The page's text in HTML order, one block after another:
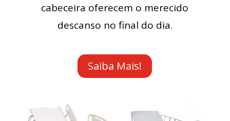
cabeceira oferecem o merecido
descanso no final do dia.
Saiba Mais!